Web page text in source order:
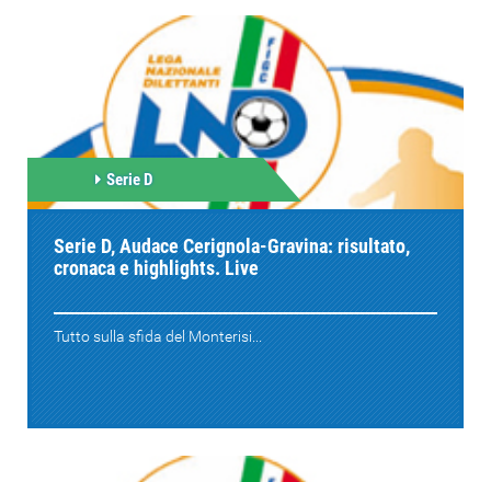
Serie D
Serie D, Audace Cerignola-Gravina: risultato,
cronaca e highlights. Live
Tutto sulla sfida del Monterisi...